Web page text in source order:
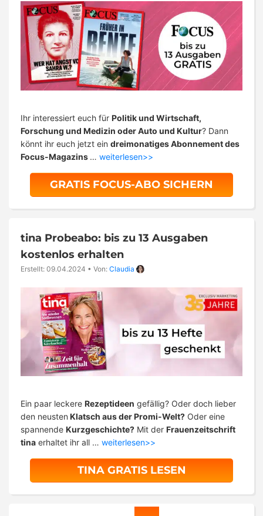
Ihr interessiert euch für Politik und Wirtschaft,
Forschung und Medizin oder Auto und Kultur? Dann
könnt ihr euch jetzt ein dreimonatiges Abonnement des
Focus-Magazins … weiterlesen>>
GRATIS FOCUS-ABO SICHERN
tina Probeabo: bis zu 13 Ausgaben
kostenlos erhalten
Erstellt: 09.04.2024 • Von: Claudia
Ein paar leckere Rezeptideen gefällig? Oder doch lieber
den neusten Klatsch aus der Promi-Welt? Oder eine
spannende Kurzgeschichte? Mit der Frauenzeitschrift
tina erhaltet ihr all … weiterlesen>>
TINA GRATIS LESEN